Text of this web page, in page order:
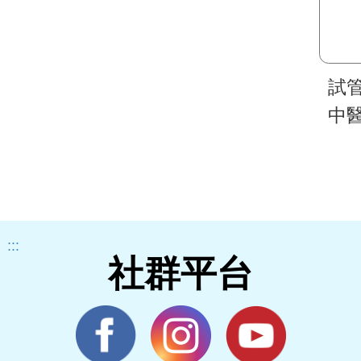
試
中
:::
社群平台